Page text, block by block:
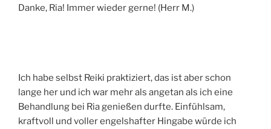
Danke, Ria! Immer wieder gerne! (Herr M.)
Ich habe selbst Reiki praktiziert, das ist aber schon
lange her und ich war mehr als angetan als ich eine
Behandlung bei Ria genießen durfte. Einfühlsam,
kraftvoll und voller engelshafter Hingabe würde ich